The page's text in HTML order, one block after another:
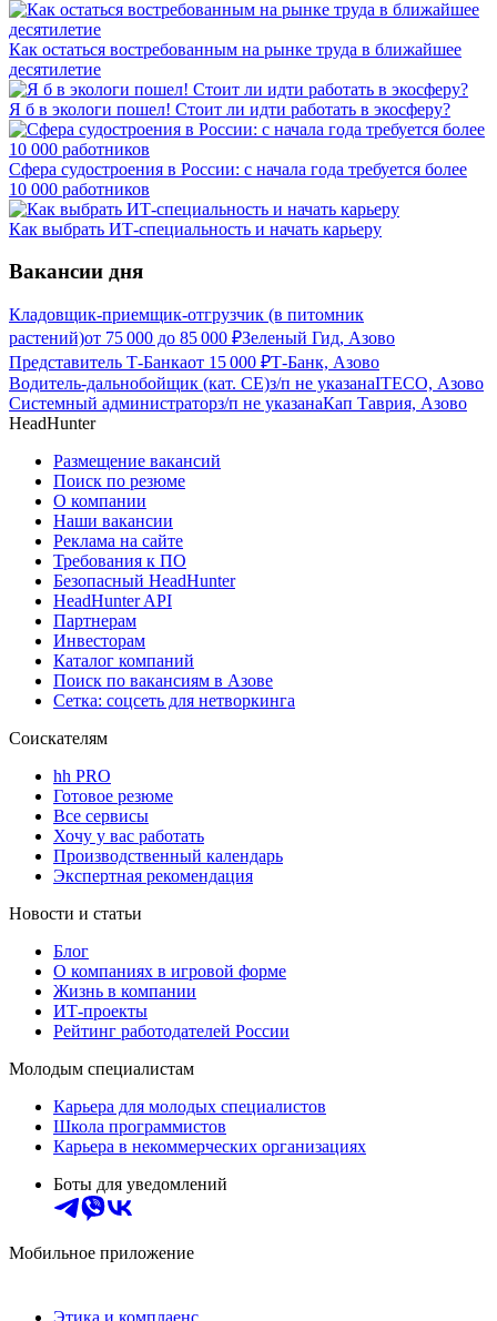
Как остаться востребованным на рынке труда в ближайшее
десятилетие
Я б в экологи пошел! Стоит ли идти работать в экосферу?
Сфера судостроения в России: с начала года требуется более
10 000 работников
Как выбрать ИТ-специальность и начать карьеру
Вакансии дня
Кладовщик-приемщик-отгрузчик (в питомник
растений)от 75 000 до 85 000 ₽Зеленый Гид, Азово
Представитель Т-Банкаот 15 000 ₽Т-Банк, Азово
Водитель-дальнобойщик (кат. CE)з/п не указанаITECO, Азово
Системный администраторз/п не указанаКап Таврия, Азово
HeadHunter
Размещение вакансий
Поиск по резюме
О компании
Наши вакансии
Реклама на сайте
Требования к ПО
Безопасный HeadHunter
HeadHunter API
Партнерам
Инвесторам
Каталог компаний
Поиск по вакансиям в Азове
Сетка: соцсеть для нетворкинга
Соискателям
hh PRO
Готовое резюме
Все сервисы
Хочу у вас работать
Производственный календарь
Экспертная рекомендация
Новости и статьи
Блог
О компаниях в игровой форме
Жизнь в компании
ИТ-проекты
Рейтинг работодателей России
Молодым специалистам
Карьера для молодых специалистов
Школа программистов
Карьера в некоммерческих организациях
Боты для уведомлений
Мобильное приложение